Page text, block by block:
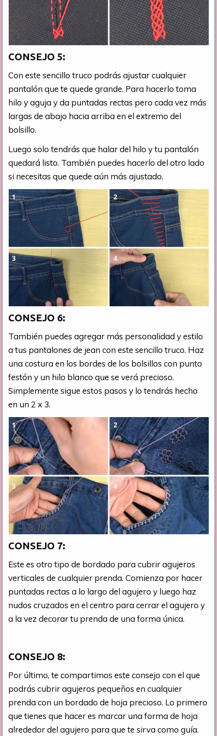
CONSEJO 5:
Con este sencillo truco podrás ajustar cualquier
pantalón que te quede grande. Para hacerlo toma
hilo y aguja y da puntadas rectas pero cada vez más
largas de abajo hacia arriba en el extremo del
bolsillo.
Luego solo tendrás que halar del hilo y tu pantalón
quedará listo. También puedes hacerlo del otro lado
si necesitas que quede aún más ajustado.
CONSEJO 6:
También puedes agregar más personalidad y estilo
a tus pantalones de jean con este sencillo truco. Haz
una costura en los bordes de los bolsillos con punto
festón y un hilo blanco que se verá precioso.
Simplemente sigue estos pasos y lo tendrás hecho
en un 2 x 3.
CONSEJO 7:
Este es otro tipo de bordado para cubrir agujeros
verticales de cualquier prenda. Comienza por hacer
puntadas rectas a lo largo del agujero y luego haz
nudos cruzados en el centro para cerrar el agujero y
a la vez decorar tu prenda de una forma única.
CONSEJO 8:
Por último, te compartimos este consejo con el que
podrás cubrir agujeros pequeños en cualquier
prenda con un bordado de hoja precioso. Lo primero
que tienes que hacer es marcar una forma de hoja
alrededor del agujero para que te sirva como guía.